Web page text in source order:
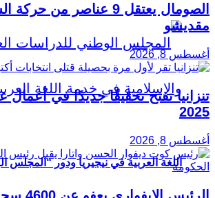
اللغة العربية في نيجيريا ودور “المجلس
الصومال يعتقل 9 عناصر من
مقديشو
أغسطس 8, 2026
تنزانيا تفتح تحقيقًا جديدًا في أعمال
2025
أغسطس 8, 2026